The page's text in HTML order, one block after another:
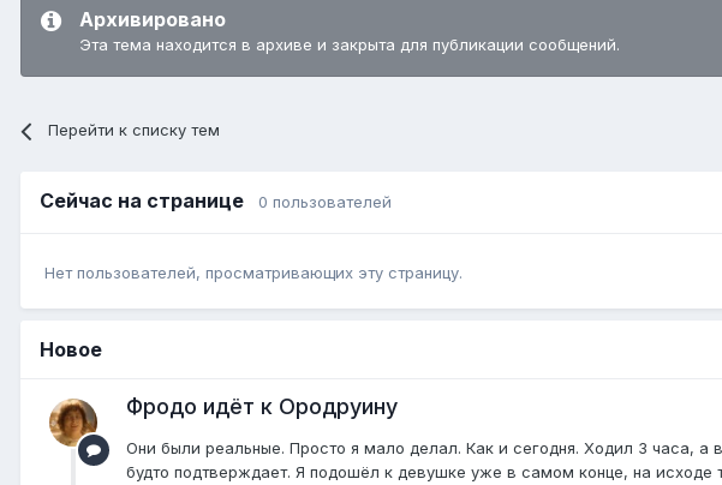
Архивировано
Эта тема находится в архиве и закрыта для публикации сообщений.
Перейти к списку тем
Сейчас на странице 0 пользователей
Нет пользователей, просматривающих эту страницу.
Новое
Фродо идёт к Ородруину
Они были реальные. Просто я мало делал. Как и сегодня. Ходил 3 часа, а
будто подтверждает. Я подошёл к девушке уже в самом конце, на исходе